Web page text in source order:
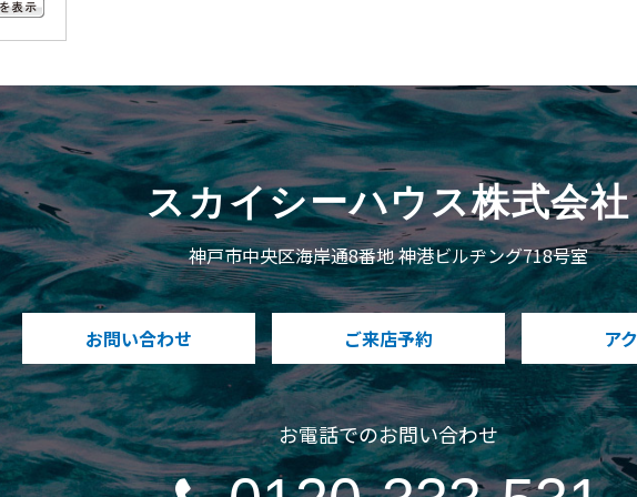
スカイシーハウス株式会社
神戸市中央区海岸通8番地 神港ビルヂング718号室
お問い合わせ ご来店予約 ア
お電話でのお問い合わせ